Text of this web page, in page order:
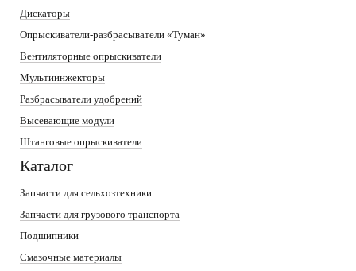
Дискаторы
Опрыскиватели-разбрасыватели «Туман»
Вентиляторные опрыскиватели
Мультиинжекторы
Разбрасыватели удобрений
Высевающие модули
Штанговые опрыскиватели
Каталог
Запчасти для сельхозтехники
Запчасти для грузового транспорта
Подшипники
Смазочные материалы